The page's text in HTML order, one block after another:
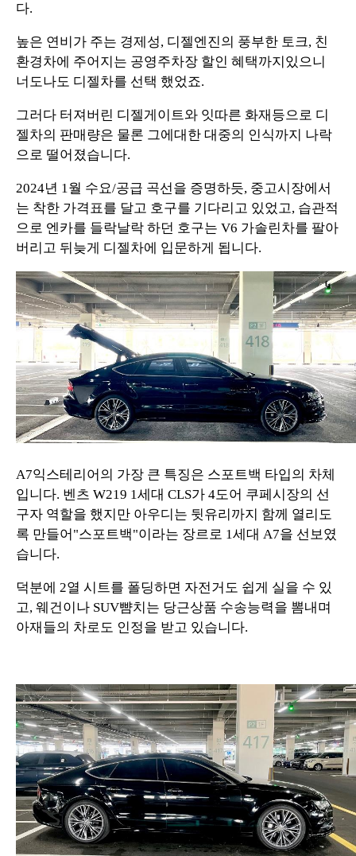
다.
높은 연비가 주는 경제성, 디젤엔진의 풍부한 토크, 친
환경차에 주어지는 공영주차장 할인 혜택까지있으니
너도나도 디젤차를 선택 했었죠.
그러다 터져버린 디젤게이트와 잇따른 화재등으로 디
젤차의 판매량은 물론 그에대한 대중의 인식까지 나락
으로 떨어졌습니다.
2024년 1월 수요/공급 곡선을 증명하듯, 중고시장에서
는 착한 가격표를 달고 호구를 기다리고 있었고, 습관적
으로 엔카를 들락날락 하던 호구는 V6 가솔린차를 팔아
버리고 뒤늦게 디젤차에 입문하게 됩니다.
A7익스테리어의 가장 큰 특징은 스포트백 타입의 차체
입니다. 벤츠 W219 1세대 CLS가 4도어 쿠페시장의 선
구자 역할을 했지만 아우디는 뒷유리까지 함께 열리도
록 만들어"스포트백"이라는 장르로 1세대 A7을 선보였
습니다.
덕분에 2열 시트를 폴딩하면 자전거도 쉽게 실을 수 있
고, 웨건이나 SUV뺨치는 당근상품 수송능력을 뽐내며
아재들의 차로도 인정을 받고 있습니다.